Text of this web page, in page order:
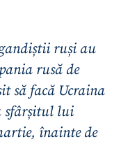
ruși au
rusă de
să facă Ucraina
sfârșitul lui
înainte de